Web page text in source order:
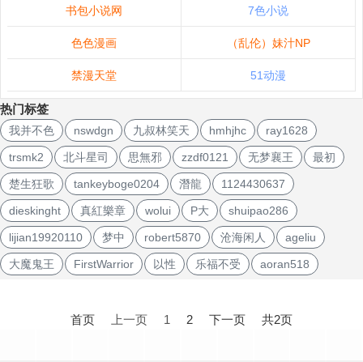
书包小说网 7色小说
色色漫画 （乱伦）妹汁NP
禁漫天堂 51动漫
热门标签
我并不色 nswdgn 九叔林笑天 hmhjhc ray1628
trsmk2 北斗星司 思無邪 zzdf0121 无梦襄王 最初
楚生狂歌 tankeyboge0204 潛龍 1124430637
dieskinght 真紅樂章 wolui P大 shuipao286
lijian19920110 梦中 robert5870 沧海闲人 ageliu
大魔鬼王 FirstWarrior 以性 乐福不受 aoran518
首页 上一页 1 2 下一页 共2页